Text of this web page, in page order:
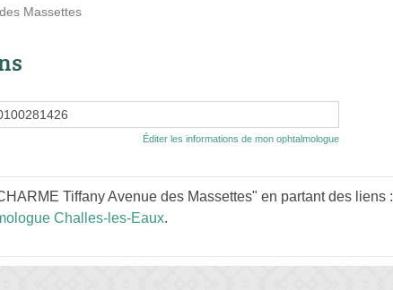
Massettes
Éditer les informations de mon ophtalmologue
Tiffany Avenue des Massettes" en partant des liens :
Challes-les-Eaux.